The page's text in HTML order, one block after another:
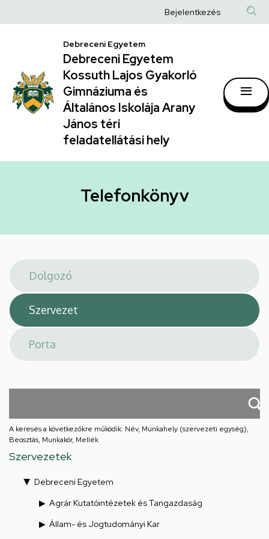
|
Debreceni
Egyetem
Kossuth
Lajos
Gyakorló
Általános
Arany
János
téri
feladatellátási
hely
a
Anonim
fiók
menüje
Bejelentkezés
Debreceni Egyetem
Debreceni Egyetem
Kossuth Lajos Gyakorló
Gimnáziuma és
Általános Iskolája Arany
János téri
feladatellátási hely
Telefonkönyv
A keresés a következőkre működik: Név, Munkahely (szervezeti egység),
Beosztás, Munkakör, Mellék
Szervezetek
Debreceni Egyetem
Agrár Kutatóintézetek és Tangazdaság
Állam- és Jogtudományi Kar